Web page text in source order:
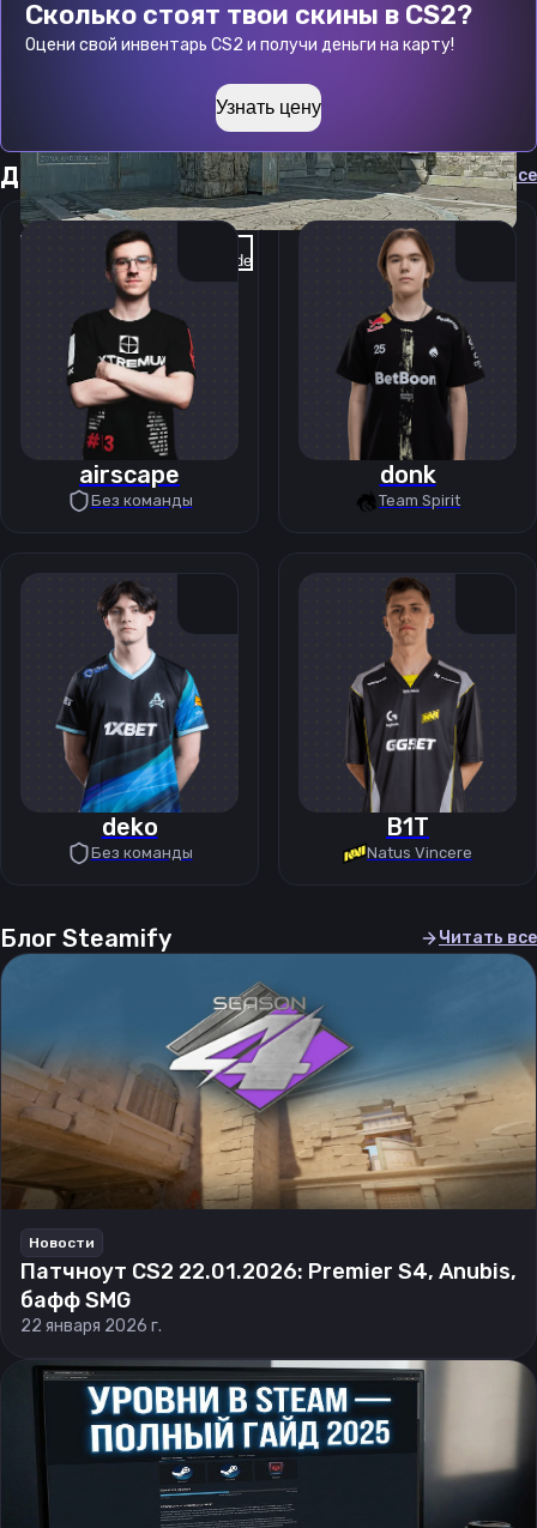
Previous slide Next slide
Сколько стоят твои скины в CS2?
Оцени свой инвентарь CS2 и получи деньги на карту!
Узнать цену
Другие прицелы Cмотреть все
airscape
Без команды
donk
Team Spirit
deko
Без команды
B1T
Natus Vincere
Блог Steamify Читать все
Новости
Патчноут CS2 22.01.2026: Premier S4, Anubis,
бафф SMG
22 января 2026 г.